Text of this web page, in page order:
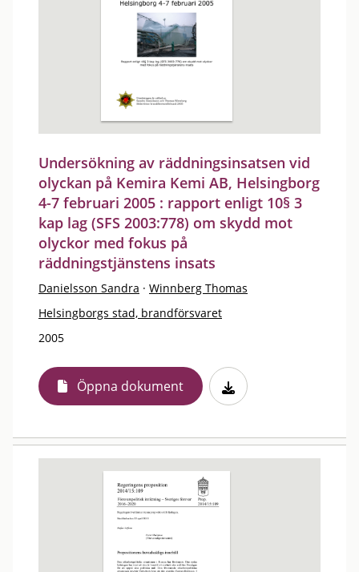
Undersökning av räddningsinsatsen vid
olyckan på Kemira Kemi AB, Helsingborg
4-7 februari 2005 : rapport enligt 10§ 3
kap lag (SFS 2003:778) om skydd mot
olyckor med fokus på
räddningstjänstens insats
Danielsson Sandra · Winnberg Thomas
Helsingborgs stad, brandförsvaret
2005
Öppna dokument